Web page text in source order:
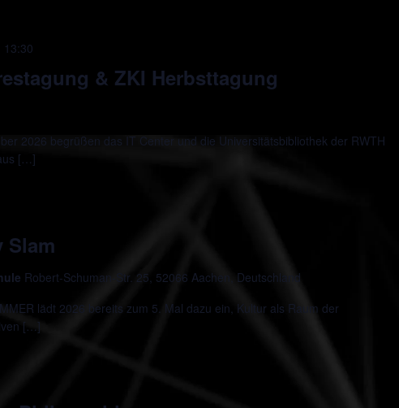
& ZKI Herbsttagung
13:30
2026 begrüßen das IT Center und die Universitätsbibliothek der RWTH
[…]
Slam
Robert-Schuman-Str. 25, 52066 Aachen, Deutschland
lädt 2026 bereits zum 5. Mal dazu ein, Kultur als Raum der
[…]